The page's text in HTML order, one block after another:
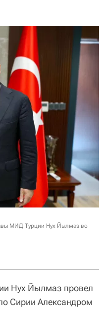
МИД Турции Нух Йылмаз во
Нух Йылмаз провел
Сирии Александром